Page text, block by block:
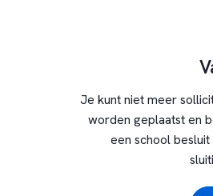
Je kunt niet meer
worden geplaatst en
een school